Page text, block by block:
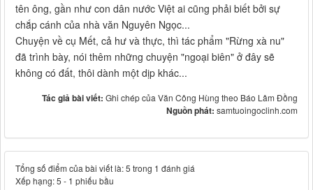
tên ông, gần như con dân nước Việt ai cũng phải biết bởi sự
chắp cánh của nhà văn Nguyên Ngọc...
Chuyện về cụ Mết, cả hư và thực, thì tác phẩm "Rừng xà nu"
đã trình bày, nói thêm những chuyện "ngoại biên" ở đây sẽ
không có đất, thôi dành một dịp khác...
Tác giả bài viết: Ghi chép của Văn Công Hùng theo Báo Lâm Đồng
Nguồn phát: samtuoingoclinh.com
Tổng số điểm của bài viết là: 5 trong 1 đánh giá
Xếp hạng:5 - 1 phiếu bầu